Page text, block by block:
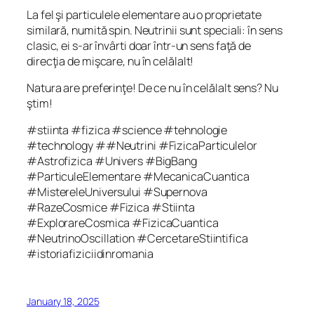
La fel şi particulele elementare au o proprietate
similară, numită spin. Neutrinii sunt speciali: în sens
clasic, ei s-ar învârti doar într-un sens faţă de
direcţia de mişcare, nu în celălalt!
Natura are preferinţe! De ce nu în celălalt sens? Nu
ştim!
#stiinta #fizica #science #tehnologie
#technology ##Neutrini #FizicaParticulelor
#Astrofizica #Univers #BigBang
#ParticuleElementare #MecanicaCuantica
#MistereleUniversului #Supernova
#RazeCosmice #Fizica #Stiinta
#ExplorareCosmica #FizicaCuantica
#NeutrinoOscillation #CercetareStiintifica
#istoriafiziciidinromania
January 18, 2025